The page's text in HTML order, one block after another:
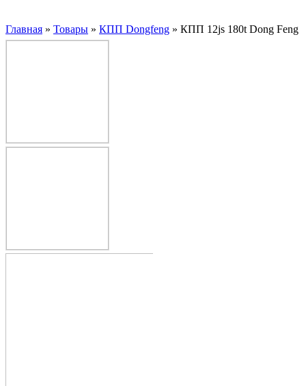
Главная » Товары » КПП Dongfeng » КПП 12js 180t Dong Feng